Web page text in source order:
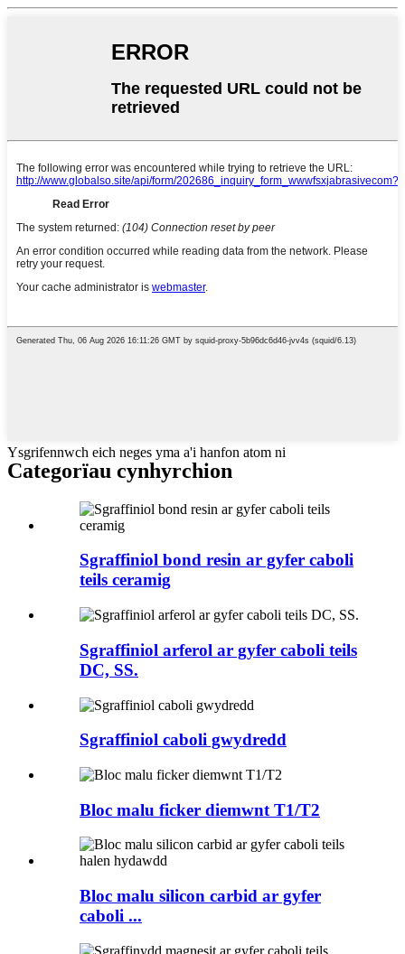
Ysgrifennwch eich neges yma a'i hanfon atom ni
Categorïau cynhyrchion
Sgraffiniol bond resin ar gyfer caboli
teils ceramig
Sgraffiniol arferol ar gyfer caboli teils
DC, SS.
Sgraffiniol caboli gwydredd
Bloc malu ficker diemwnt T1/T2
Bloc malu silicon carbid ar gyfer
caboli ...